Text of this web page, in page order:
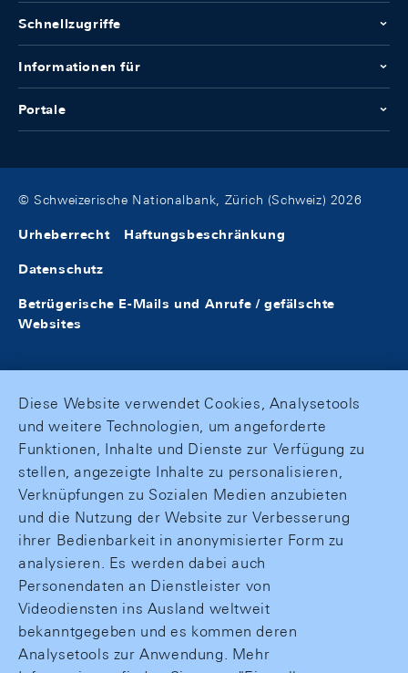
Schnellzugriffe
Informationen für
Portale
© Schweizerische Nationalbank, Zürich (Schweiz) 2026
Urheberrecht Haftungsbeschränkung
Datenschutz
Betrügerische E-Mails und Anrufe / gefälschte
Websites
Diese Website verwendet Cookies, Analysetools
und weitere Technologien, um angeforderte
Funktionen, Inhalte und Dienste zur Verfügung zu
stellen, angezeigte Inhalte zu personalisieren,
Verknüpfungen zu Sozialen Medien anzubieten
und die Nutzung der Website zur Verbesserung
ihrer Bedienbarkeit in anonymisierter Form zu
analysieren. Es werden dabei auch
Personendaten an Dienstleister von
Videodiensten ins Ausland weltweit
bekanntgegeben und es kommen deren
Analysetools zur Anwendung. Mehr